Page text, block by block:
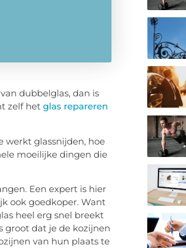
dubbelglas, dan is
zelf het glas repareren
werkt glassnijden, hoe
moeilijke dingen die
Een expert is hier
ook goedkoper. Want
heel erg snel breekt
groot dat je de kozijnen
van hun plaats te